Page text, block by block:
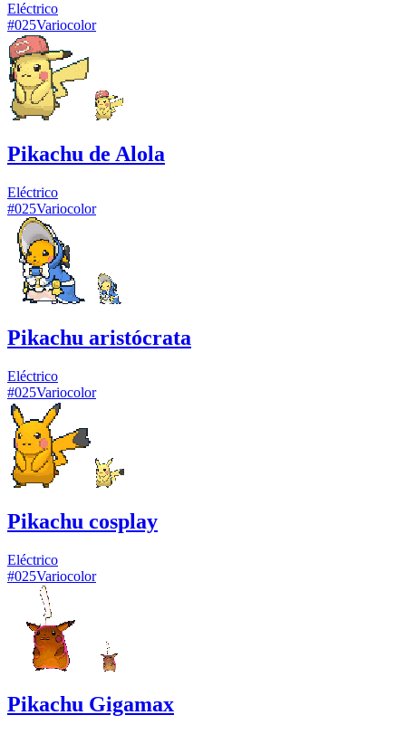
Eléctrico
#025Variocolor
Pikachu de Alola
Eléctrico
#025Variocolor
Pikachu aristócrata
Eléctrico
#025Variocolor
Pikachu cosplay
Eléctrico
#025Variocolor
Pikachu Gigamax